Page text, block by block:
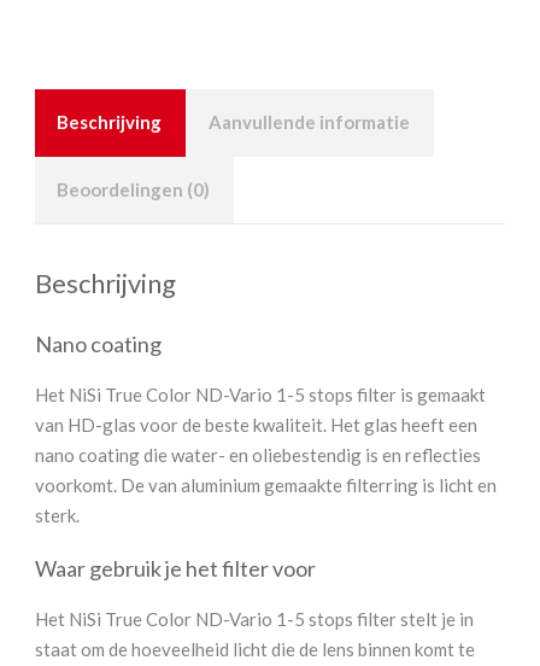
Beschrijving Aanvullende informatie
Beoordelingen (0)
Beschrijving
Nano coating
Het NiSi True Color ND-Vario 1-5 stops filter is gemaakt
van HD-glas voor de beste kwaliteit. Het glas heeft een
nano coating die water- en oliebestendig is en reflecties
voorkomt. De van aluminium gemaakte filterring is licht en
sterk.
Waar gebruik je het filter voor
Het NiSi True Color ND-Vario 1-5 stops filter stelt je in
staat om de hoeveelheid licht die de lens binnen komt te